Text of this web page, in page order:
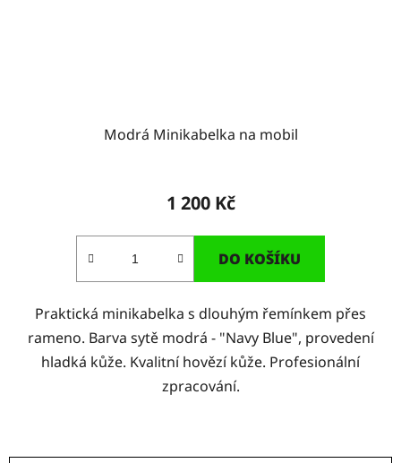
Modrá Minikabelka na mobil
1 200 Kč
DO KOŠÍKU
Praktická minikabelka s dlouhým řemínkem přes
rameno. Barva sytě modrá - "Navy Blue", provedení
hladká kůže. Kvalitní hovězí kůže. Profesionální
zpracování.